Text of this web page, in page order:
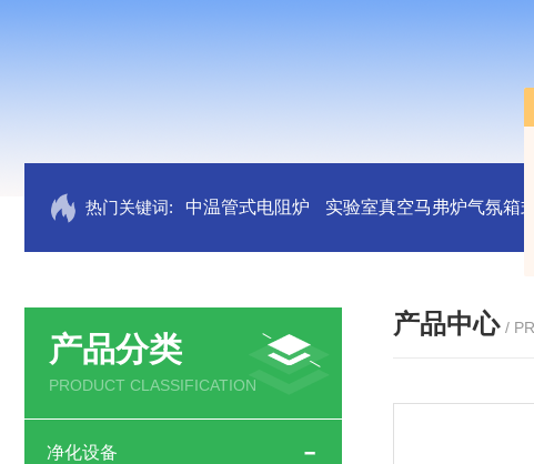
热门关键词: 中温管式电阻炉 实验室真空马弗炉气氛箱
产品分类
PRODUCT CLASSIFICATION
净化设备
产品中心 /